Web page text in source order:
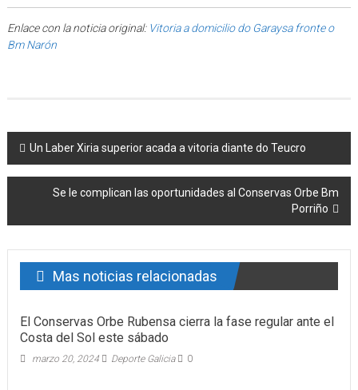
Enlace con la noticia original: Vitoria a domicilio do Garaysa fronte o
Bm Narón
Post navigation
Un Laber Xiria superior acada a vitoria diante do Teucro
Se le complican las oportunidades al Conservas Orbe Bm
Porriño
Mas noticias relacionadas
El Conservas Orbe Rubensa cierra la fase regular ante el
Costa del Sol este sábado
marzo 20, 2024 Deporte Galicia 0